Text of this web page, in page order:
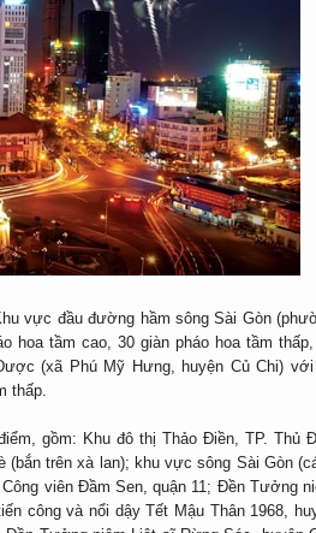
vực đầu đường hầm sông Sài Gòn
hoa tầm cao, 30 giàn pháo hoa tầm
(xã Phú Mỹ Hưng, huyện Củ Chi)
thấp.
gồm: Khu đô thị Thảo Điền, TP. Thủ
trên xà lan); khu vực sông Sài Gòn
viên Đầm Sen, quận 11; Đền Tưởng
công và nổi dậy Tết Mậu Thân 1968,